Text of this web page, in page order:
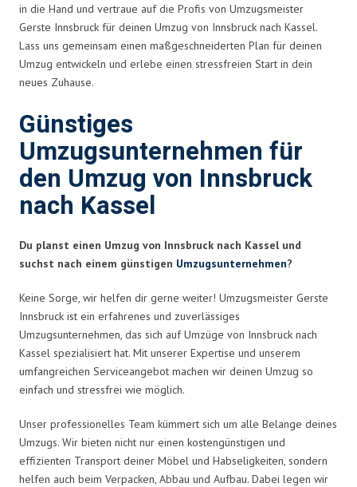
in die Hand und vertraue auf die Profis von Umzugsmeister
Gerste Innsbruck für deinen Umzug von Innsbruck nach Kassel.
Lass uns gemeinsam einen maßgeschneiderten Plan für deinen
Umzug entwickeln und erlebe einen stressfreien Start in dein
neues Zuhause.
Günstiges
Umzugsunternehmen für
den Umzug von Innsbruck
nach Kassel
Du planst einen Umzug von Innsbruck nach Kassel und
suchst nach einem günstigen Umzugsunternehmen?
Keine Sorge, wir helfen dir gerne weiter! Umzugsmeister Gerste
Innsbruck ist ein erfahrenes und zuverlässiges
Umzugsunternehmen, das sich auf Umzüge von Innsbruck nach
Kassel spezialisiert hat. Mit unserer Expertise und unserem
umfangreichen Serviceangebot machen wir deinen Umzug so
einfach und stressfrei wie möglich.
Unser professionelles Team kümmert sich um alle Belange deines
Umzugs. Wir bieten nicht nur einen kostengünstigen und
effizienten Transport deiner Möbel und Habseligkeiten, sondern
helfen auch beim Verpacken, Abbau und Aufbau. Dabei legen wir